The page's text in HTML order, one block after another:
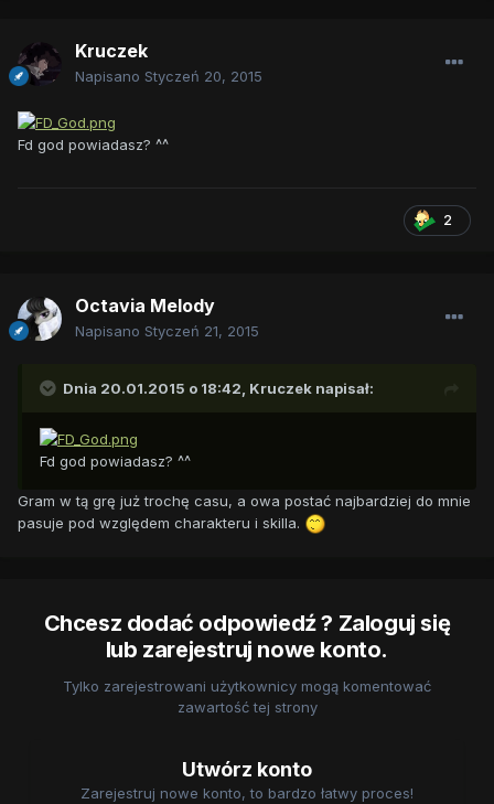
Kruczek
Napisano Styczeń 20, 2015
Fd god powiadasz? ^^
2
Octavia Melody
Napisano Styczeń 21, 2015
Dnia 20.01.2015 o 18:42, Kruczek napisał:
Fd god powiadasz? ^^
Gram w tą grę już trochę casu, a owa postać najbardziej do mnie
pasuje pod względem charakteru i skilla.
Chcesz dodać odpowiedź ? Zaloguj się
lub zarejestruj nowe konto.
Tylko zarejestrowani użytkownicy mogą komentować
zawartość tej strony
Utwórz konto
Zarejestruj nowe konto, to bardzo łatwy proces!